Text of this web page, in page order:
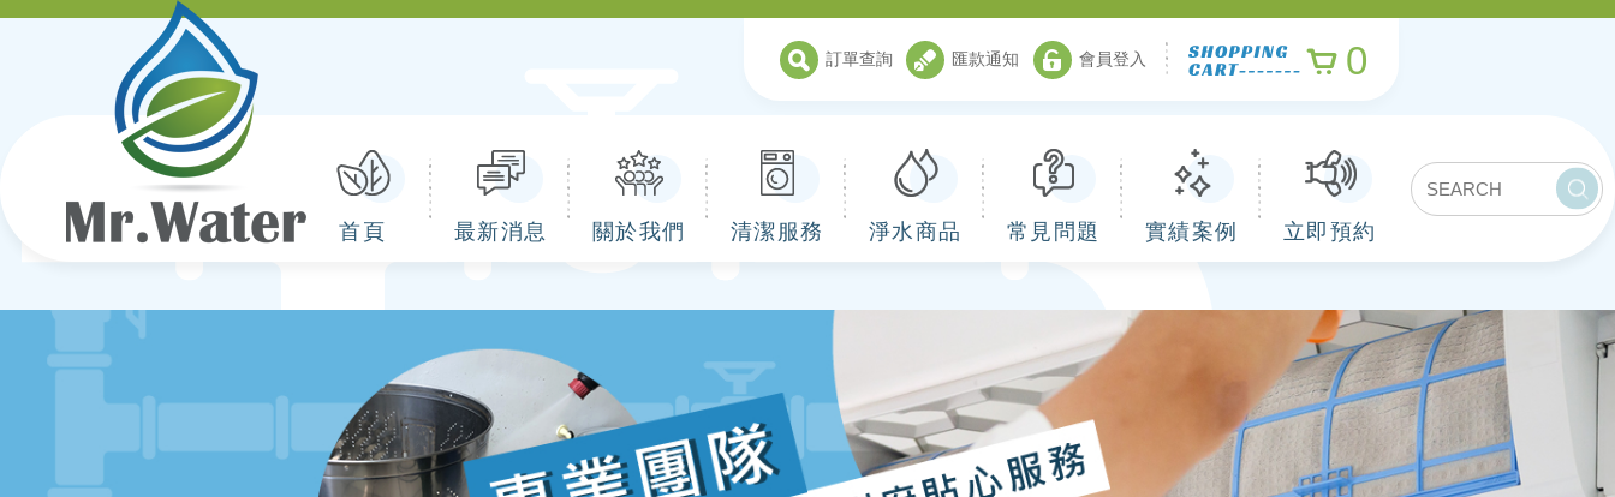
訂單查詢 匯款通知 會員登入 0
首頁 最新消息 關於我們 清潔服務 淨水商品 常見問題 實績案例 立即預約